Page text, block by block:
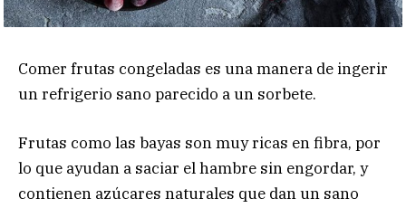
Comer frutas congeladas es una manera de ingerir
un refrigerio sano parecido a un sorbete.
Frutas como las bayas son muy ricas en fibra, por
lo que ayudan a saciar el hambre sin engordar, y
contienen azúcares naturales que dan un sano